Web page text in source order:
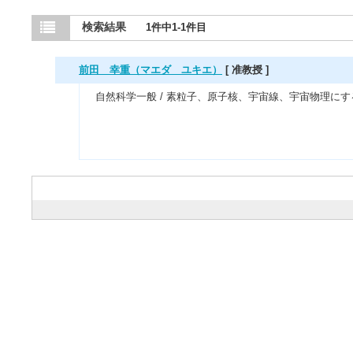
検索結果 1件中1-1件目
前田 幸重（マエダ ユキエ） [ 准教授 ]
自然科学一般 / 素粒子、原子核、宇宙線、宇宙物理にす